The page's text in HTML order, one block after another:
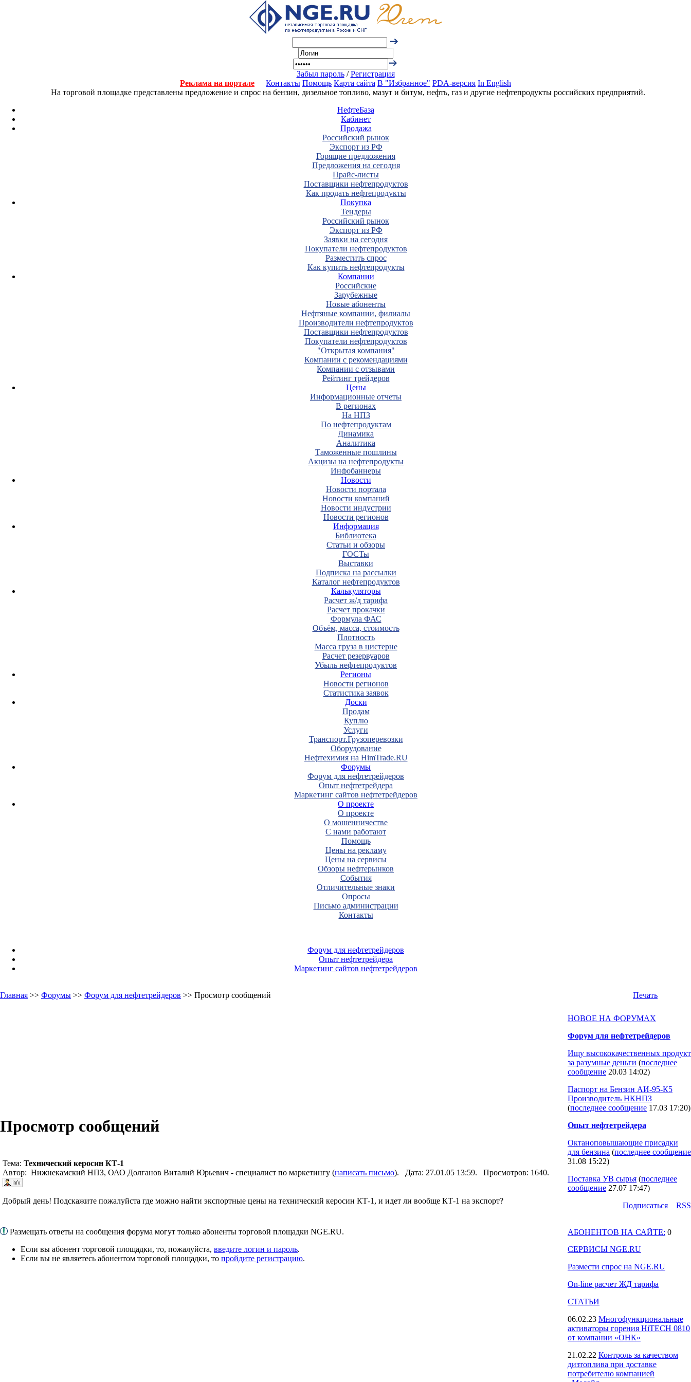
Забыл пароль/Регистрация
Реклама на портале
Контакты Помощь Карта сайта В "Избранное" PDA-версия In English
На торговой площадке представлены предложение и спрос на бензин, дизельное топливо, мазут и битум, нефть, газ и другие нефтепродукты российских предприятий.
НефтеБаза
Кабинет
Продажа
Российский рынок
Экспорт из РФ
Горящие предложения
Предложения на сегодня
Прайс-листы
Поставщики нефтепродуктов
Как продать нефтепродукты
Покупка
Тендеры
Российский рынок
Экспорт из РФ
Заявки на сегодня
Покупатели нефтепродуктов
Разместить спрос
Как купить нефтепродукты
Компании
Российские
Зарубежные
Новые абоненты
Нефтяные компании, филиалы
Производители нефтепродуктов
Поставщики нефтепродуктов
Покупатели нефтепродуктов
"Открытая компания"
Компании с рекомендациями
Компании с отзывами
Рейтинг трейдеров
Цены
Информационные отчеты
В регионах
На НПЗ
По нефтепродуктам
Динамика
Аналитика
Таможенные пошлины
Акцизы на нефтепродукты
Инфобаннеры
Новости
Новости портала
Новости компаний
Новости индустрии
Новости регионов
Информация
Библиотека
Статьи и обзоры
ГОСТы
Выставки
Подписка на рассылки
Каталог нефтепродуктов
Калькуляторы
Расчет ж/д тарифа
Расчет прокачки
Формула ФАС
Объём, масса, стоимость
Плотность
Масса груза в цистерне
Расчет резервуаров
Убыль нефтепродуктов
Регионы
Новости регионов
Статистика заявок
Доски
Продам
Куплю
Услуги
Транспорт.Грузоперевозки
Оборудование
Нефтехимия на HimTrade.RU
Форумы
Форум для нефтетрейдеров
Опыт нефтетрейдера
Маркетинг сайтов нефтетрейдеров
О проекте
О проекте
О мошенничестве
С нами работают
Помощь
Цены на рекламу
Цены на сервисы
Обзоры нефтерынков
События
Отличительные знаки
Опросы
Письмо администрации
Контакты
Форум для нефтетрейдеров
Опыт нефтетрейдера
Маркетинг сайтов нефтетрейдеров
Главная >> Форумы >> Форум для нефтетрейдеров >> Просмотр сообщений Печать
Просмотр сообщений
Тема: Технический керосин КТ-1
Автор: Нижнекамский НПЗ, ОАО Долганов Виталий Юрьевич - специалист по маркетингу (написать письмо). Дата: 27.01.05 13:59. Просмотров: 1640.
Добрый день! Подскажите пожалуйста где можно найти экспортные цены на технический керосин КТ-1, и идет ли вообще КТ-1 на экспорт?
Размещать ответы на сообщения форума могут только абоненты торговой площадки NGE.RU.
Если вы абонент торговой площадки, то, пожалуйста, введите логин и пароль.
Если вы не являетесь абонентом торговой площадки, то пройдите регистрацию.
НОВОЕ НА ФОРУМАХ
Форум для нефтетрейдеров
Ищу высококачественных продукт
за разумные деньги (последнее
сообщение 20.03 14:02)
Паспорт на Бензин АИ-95-К5
Производитель НКНПЗ
(последнее сообщение 17.03 17:20)
Опыт нефтетрейдера
Октаноповышающие присадки
для бензина (последнее сообщение
31.08 15:22)
Поставка УВ сырья (последнее
сообщение 27.07 17:47)
Подпиcаться
RSS
АБОНЕНТОВ НА САЙТЕ: 0
СЕРВИСЫ NGE.RU
Размести спрос на NGE.RU
On-line расчет ЖД тарифа
СТАТЬИ
06.02.23 Многофункциональные
активаторы горения HiTECH 0810
от компании «ОНК»
21.02.22 Контроль за качеством
дизтоплива при доставке
потребителю компанией